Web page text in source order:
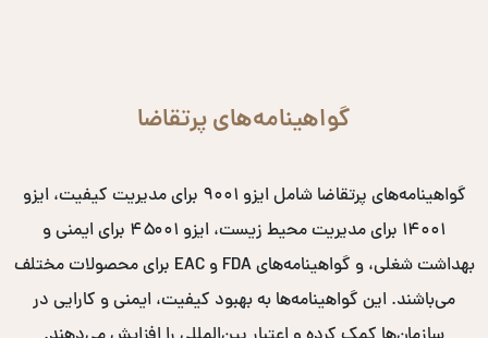
گواهینامه‌های پرتقاضا
گواهینامه‌های پرتقاضا شامل ایزو ۹۰۰۱ برای مدیریت کیفیت، ایزو
۱۴۰۰۱ برای مدیریت محیط زیست، ایزو ۴۵۰۰۱ برای ایمنی و
بهداشت شغلی، و گواهینامه‌های FDA و EAC برای محصولات مختلف
می‌باشند. این گواهینامه‌ها به بهبود کیفیت، ایمنی و کارایی در